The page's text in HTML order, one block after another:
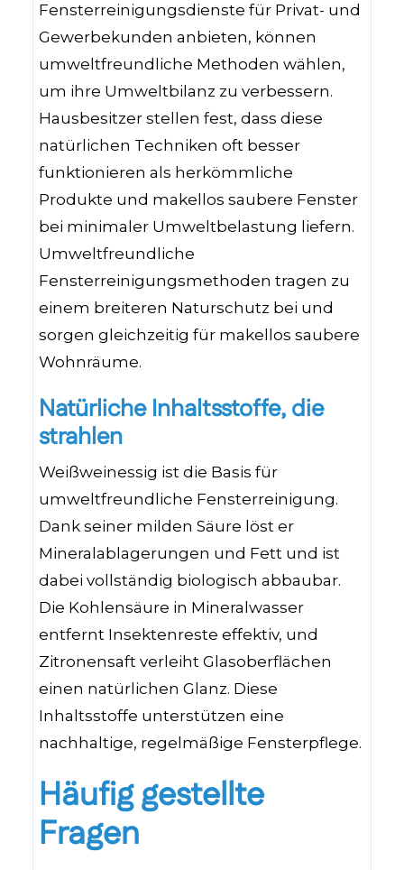
Fensterreinigungsdienste für Privat- und
Gewerbekunden anbieten, können
umweltfreundliche Methoden wählen,
um ihre Umweltbilanz zu verbessern.
Hausbesitzer stellen fest, dass diese
natürlichen Techniken oft besser
funktionieren als herkömmliche
Produkte und makellos saubere Fenster
bei minimaler Umweltbelastung liefern.
Umweltfreundliche
Fensterreinigungsmethoden tragen zu
einem breiteren Naturschutz bei und
sorgen gleichzeitig für makellos saubere
Wohnräume.
Natürliche Inhaltsstoffe, die
strahlen
Weißweinessig ist die Basis für
umweltfreundliche Fensterreinigung.
Dank seiner milden Säure löst er
Mineralablagerungen und Fett und ist
dabei vollständig biologisch abbaubar.
Die Kohlensäure in Mineralwasser
entfernt Insektenreste effektiv, und
Zitronensaft verleiht Glasoberflächen
einen natürlichen Glanz. Diese
Inhaltsstoffe unterstützen eine
nachhaltige, regelmäßige Fensterpflege.
Häufig gestellte
Fragen